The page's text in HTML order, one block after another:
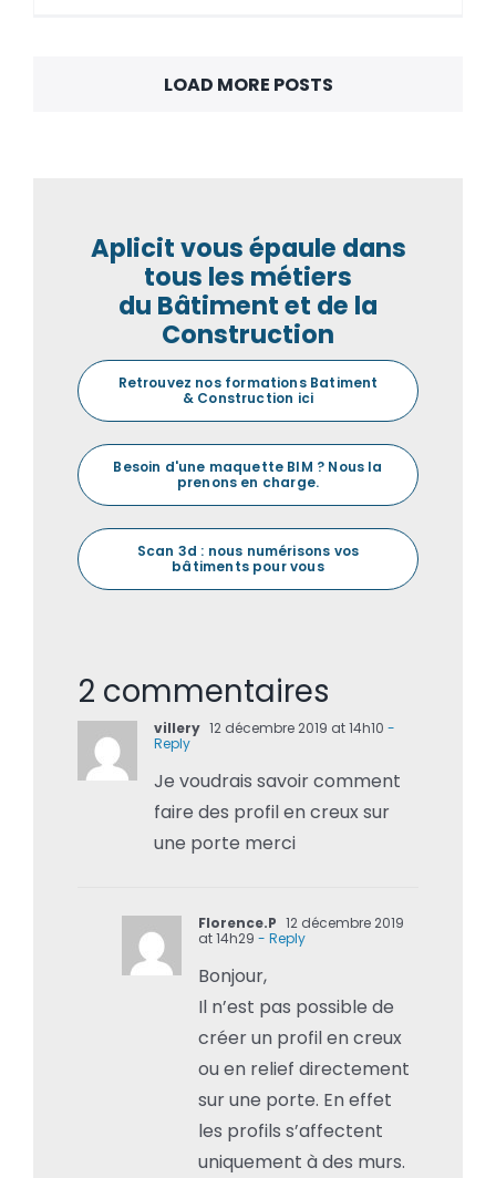
LOAD MORE POSTS
Aplicit vous épaule dans
tous les métiers
du Bâtiment et de la
Construction
Retrouvez nos formations Batiment
& Construction ici
Besoin d'une maquette BIM ? Nous la
prenons en charge.
Scan 3d : nous numérisons vos
bâtiments pour vous
2 commentaires
villery 12 décembre 2019 at 14h10 -
Reply
Je voudrais savoir comment
faire des profil en creux sur
une porte merci
Florence.P 12 décembre 2019
at 14h29 - Reply
Bonjour,
Il n’est pas possible de
créer un profil en creux
ou en relief directement
sur une porte. En effet
les profils s’affectent
uniquement à des murs.